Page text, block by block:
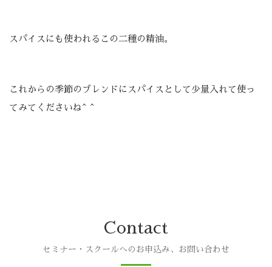
スパイスにも使われるこの二種の精油。
これからの季節のブレンドにスパイスとして少量入れて使っ
てみてくださいね^ ^
Contact
セミナー・スクールへのお申込み、お問い合わせ